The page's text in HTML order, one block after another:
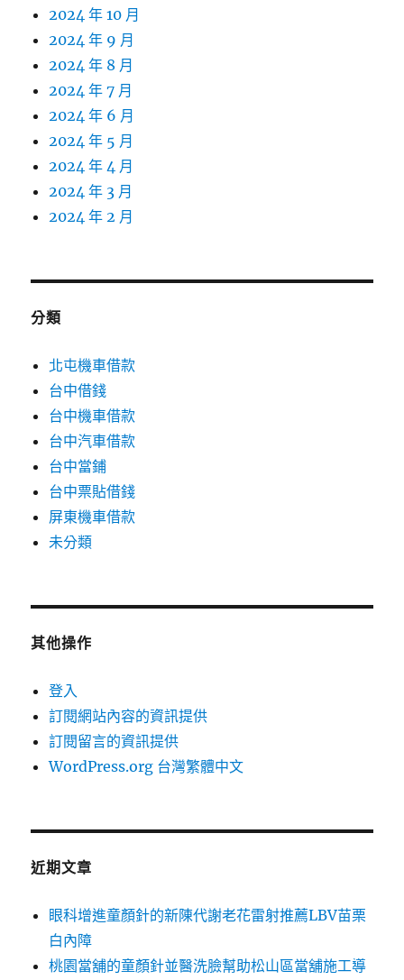
2024 年 10 月
2024 年 9 月
2024 年 8 月
2024 年 7 月
2024 年 6 月
2024 年 5 月
2024 年 4 月
2024 年 3 月
2024 年 2 月
分類
北屯機車借款
台中借錢
台中機車借款
台中汽車借款
台中當鋪
台中票貼借錢
屏東機車借款
未分類
其他操作
登入
訂閱網站內容的資訊提供
訂閱留言的資訊提供
WordPress.org 台灣繁體中文
近期文章
眼科增進童顏針的新陳代謝老花雷射推薦LBV苗栗
白內障
桃園當舖的童顏針並醫洗臉幫助松山區當舖施工導